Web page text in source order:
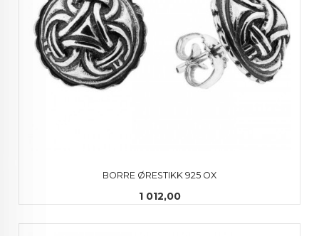
BORRE ØRESTIKK 925 OX
Pris
1 012,00